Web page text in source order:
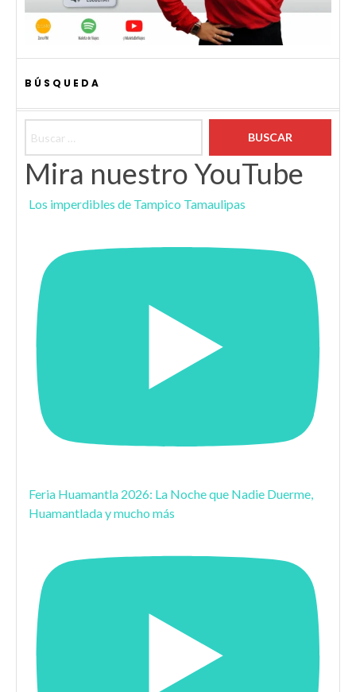
BÚSQUEDA
Mira nuestro YouTube
Los imperdibles de Tampico Tamaulipas
Feria Huamantla 2026: La Noche que Nadie Duerme,
Huamantlada y mucho más